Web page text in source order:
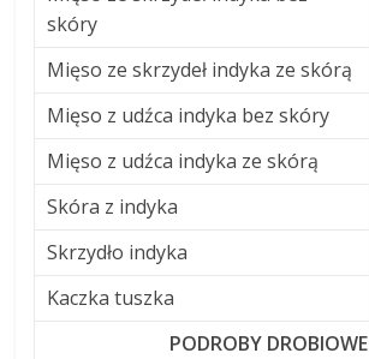
skóry
Mięso ze skrzydeł indyka ze skórą
Mięso z udźca indyka bez skóry
Mięso z udźca indyka ze skórą
Skóra z indyka
Skrzydło indyka
Kaczka tuszka
PODROBY DROBIOWE